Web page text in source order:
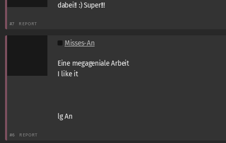
dabei!! :) Super!!!
#7 REPORT
Misses-An
Eine megageniale Arbeit
I like it
lg An
#6 REPORT